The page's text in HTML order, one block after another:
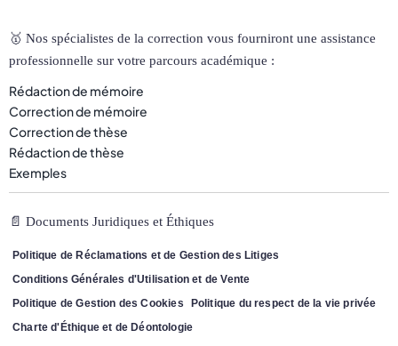
🥇 Nos spécialistes de la correction vous fourniront une assistance
professionnelle sur votre parcours académique :
Rédaction de mémoire
Correction de mémoire
Correction de thèse
Rédaction de thèse
Exemples
📄 Documents Juridiques et Éthiques
Politique de Réclamations et de Gestion des Litiges
Conditions Générales d'Utilisation et de Vente
Politique de Gestion des Cookies
Politique du respect de la vie privée
Charte d'Éthique et de Déontologie